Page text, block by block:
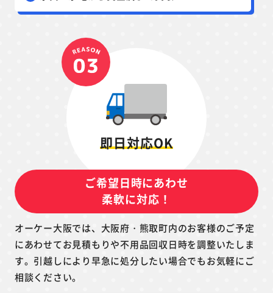
即日対応OK
ご希望日時にあわせ
柔軟に対応！
オーケー大阪では、大阪府・熊取町内のお客様のご予定
にあわせてお見積もりや不用品回収日時を調整いたしま
す。引越しにより早急に処分したい場合でもお気軽にご
相談ください。